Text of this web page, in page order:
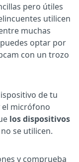
pero útiles
utilicen
muchas
optar por
con un trozo
de tu
el micrófono
los dispositivos
se utilicen.
y comprueba